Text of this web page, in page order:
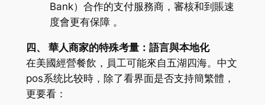
Bank）合作的支付服務商，審核和到賬速
度會更有保障 。
四、 華人商家的特殊考量：語言與本地化
在美國經營餐飲，員工可能來自五湖四海。中文
pos系统比较時，除了看界面是否支持簡繁體，
更要看：